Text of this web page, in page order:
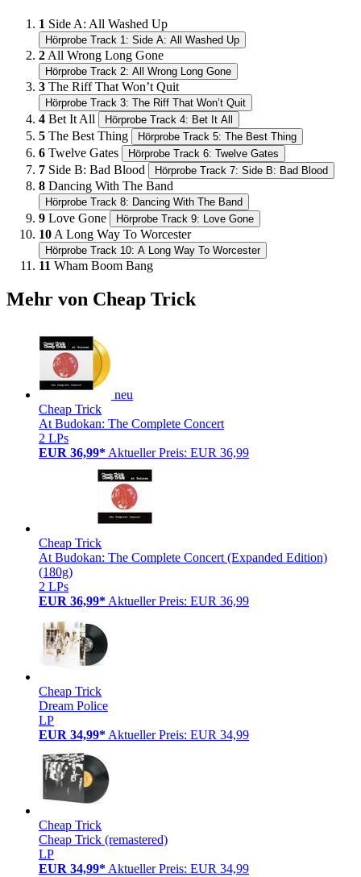
1 Side A: All Washed Up
Hörprobe Track 1: Side A: All Washed Up
2 All Wrong Long Gone
Hörprobe Track 2: All Wrong Long Gone
3 The Riff That Won’t Quit
Hörprobe Track 3: The Riff That Won’t Quit
4 Bet It All Hörprobe Track 4: Bet It All
5 The Best Thing Hörprobe Track 5: The Best Thing
6 Twelve Gates Hörprobe Track 6: Twelve Gates
7 Side B: Bad Blood Hörprobe Track 7: Side B: Bad Blood
8 Dancing With The Band
Hörprobe Track 8: Dancing With The Band
9 Love Gone Hörprobe Track 9: Love Gone
10 A Long Way To Worcester
Hörprobe Track 10: A Long Way To Worcester
11 Wham Boom Bang
Mehr von Cheap Trick
neu
Cheap Trick
At Budokan: The Complete Concert
2 LPs
EUR 36,99* Aktueller Preis: EUR 36,99
Cheap Trick
At Budokan: The Complete Concert (Expanded Edition)
(180g)
2 LPs
EUR 36,99* Aktueller Preis: EUR 36,99
Cheap Trick
Dream Police
LP
EUR 34,99* Aktueller Preis: EUR 34,99
Cheap Trick
Cheap Trick (remastered)
LP
EUR 34,99* Aktueller Preis: EUR 34,99